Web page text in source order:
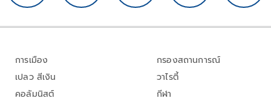
การเมือง
เปลว สีเงิน
คอลัมนิสต์
กรองสถานการณ์
วาไรตี้
กีฬา